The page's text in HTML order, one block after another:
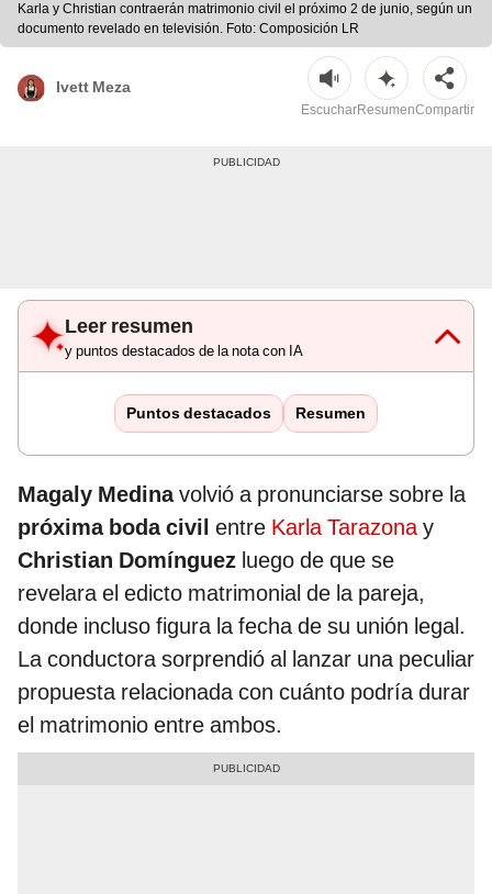
Karla y Christian contraerán matrimonio civil el próximo 2 de junio, según un
documento revelado en televisión. Foto: Composición LR
Ivett Meza
EscucharResumenCompartir
Leer resumen
y puntos destacados de la nota con IA
Puntos destacados Resumen
Magaly Medinavolvió a pronunciarse sobre la
próxima boda civil entre Karla Tarazonay
Christian Domínguez luego de que se
revelara el edicto matrimonial de la pareja,
donde incluso figura la fecha de su unión legal.
La conductora sorprendió al lanzar una peculiar
propuesta relacionada con cuánto podría durar
el matrimonio entre ambos.